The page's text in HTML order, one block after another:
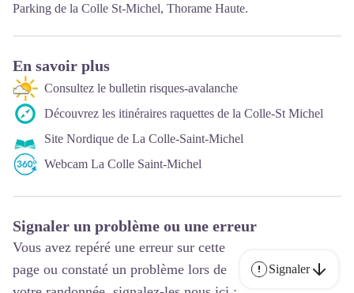
Parking de la Colle St-Michel, Thorame Haute.
En savoir plus
Consultez le bulletin risques-avalanche
Découvrez les itinéraires raquettes de la Colle-St Michel
Site Nordique de La Colle-Saint-Michel
Webcam La Colle Saint-Michel
Signaler un problème ou une erreur
Vous avez repéré une erreur sur cette
page ou constaté un problème lors de
Signaler